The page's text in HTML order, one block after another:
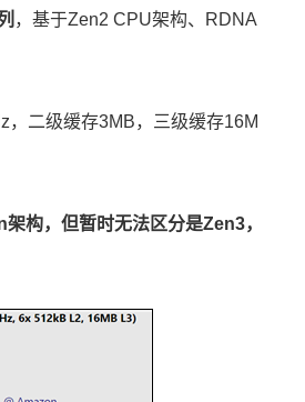
，基于Zen2 CPU架构、RDNA
，二级缓存3MB，三级缓存16M
构，但暂时无法区分是Zen3，